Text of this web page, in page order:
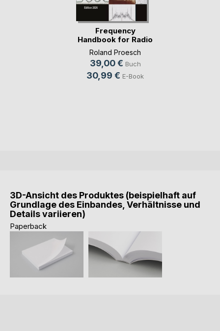
Frequency
Handbook for Radio
Monit(...)
Roland Proesch
39,00 € Buch
30,99 € E-Book
3D-Ansicht des Produktes (beispielhaft auf
Grundlage des Einbandes, Verhältnisse und
Details variieren)
Paperback